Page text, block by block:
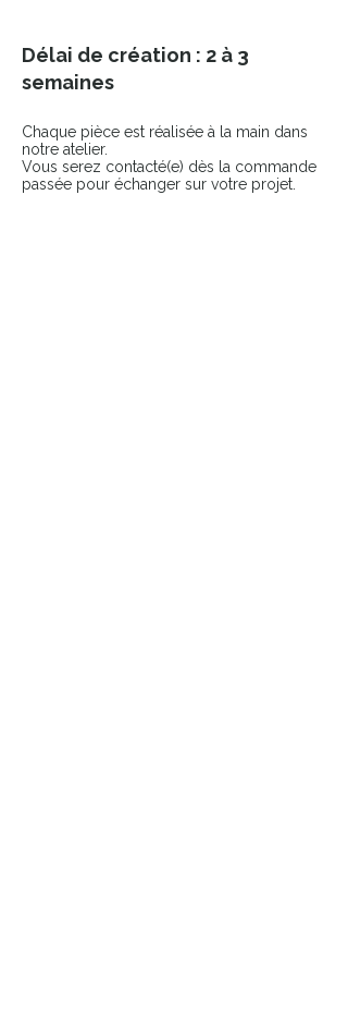
Délai de création : 2 à 3
semaines
Chaque pièce est réalisée à la main dans
notre atelier.
Vous serez contacté(e) dès la commande
passée pour échanger sur votre projet.